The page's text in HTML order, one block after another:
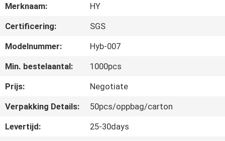
KWALITEITSCONTROLE
NEEM
CONTACT
MET
ONS
OP
Merknaam:
HY
Certificering:
SGS
Modelnummer:
Hyb-007
Min. bestelaantal:
1000pcs
Prijs:
Negotiate
Verpakking Details:
50pcs/oppbag/carton
Levertijd:
25-30days